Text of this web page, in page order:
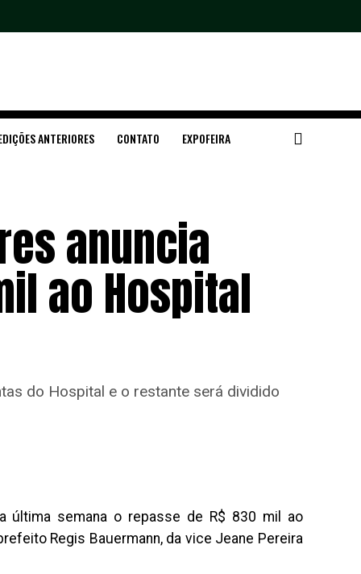
ANTERIORES CONTATO EXPOFEIRA
anuncia
ao Hospital
do Hospital e o restante será dividido
última semana o repasse de R$ 830 mil ao
Regis Bauermann, da vice Jeane Pereira